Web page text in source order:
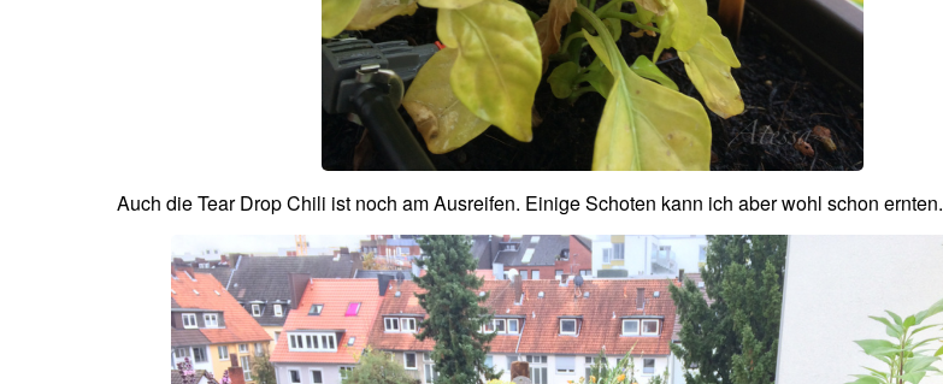
Auch die Tear Drop Chili ist noch am Ausreifen. Einige Schoten kann ich aber wohl schon ernten.